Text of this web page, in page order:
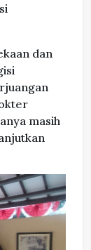
dan
masih